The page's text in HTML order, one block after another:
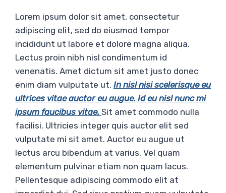
Lorem ipsum dolor sit amet, consectetur
adipiscing elit, sed do eiusmod tempor
incididunt ut labore et dolore magna aliqua.
Lectus proin nibh nisl condimentum id
venenatis. Amet dictum sit amet justo donec
enim diam vulputate ut. In nisl nisi scelerisque eu
ultrices vitae auctor eu augue. Id eu nisl nunc mi
ipsum faucibus vitae. Sit amet commodo nulla
facilisi. Ultricies integer quis auctor elit sed
vulputate mi sit amet. Auctor eu augue ut
lectus arcu bibendum at varius. Vel quam
elementum pulvinar etiam non quam lacus.
Pellentesque adipiscing commodo elit at